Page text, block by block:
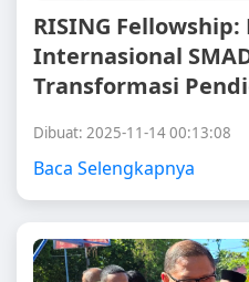
RISING
Internasional
Transformasi
Dibuat: 2025-11-14 00:13:08
Baca Selengkapnya